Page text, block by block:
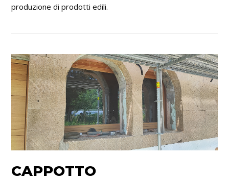
produzione di prodotti edili.
CAPPOTTO